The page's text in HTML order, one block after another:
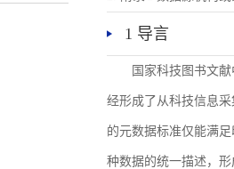
1 导言
国家科技图书文
经形成了从科技信息
的元数据标准仅能满
种数据的统一描述，